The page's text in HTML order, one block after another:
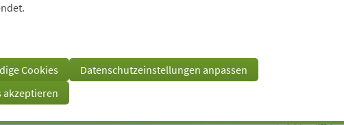
Cookies
Datenschutzeinstellungen anpassen
akzeptieren